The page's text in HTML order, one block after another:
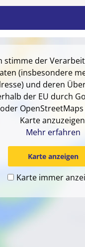
stimme der
(insbesondere
und deren
der EU durch
Karte
Mehr erfahren
Karte anzeigen
Karte immer